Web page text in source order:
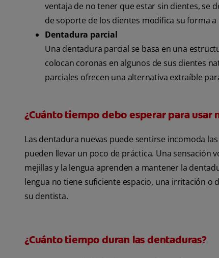
ventaja de no tener que estar sin dientes, se
de soporte de los dientes modifica su forma
Dentadura parcial
Una dentadura parcial se basa en una
colocan coronas en algunos de sus dientes
parciales ofrecen una alternativa extraíble
¿Cuánto tiempo debo esperar para usar
Las dentadura nuevas puede sentirse incomoda
pueden llevar un poco de práctica. Una sensación
mejillas y la lengua aprenden a mantener la
lengua no tiene suficiente espacio, una irritación
su dentista.
¿Cuánto tiempo duran las dentaduras?